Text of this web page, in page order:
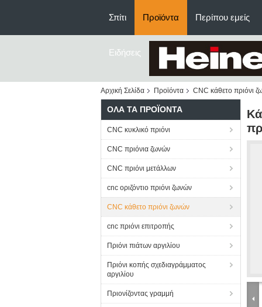
Σπίτι Προϊόντα Περίπου εμείς
Ειδήσεις
Αρχική Σελίδα Προϊόντα CNC κάθετο πριόνι
ΌΛΑ ΤΑ ΠΡΟΪΌΝΤΑ
CNC κυκλικό πριόνι
CNC πριόνια ζωνών
CNC πριόνι μετάλλων
cnc οριζόντιο πριόνι ζωνών
CNC κάθετο πριόνι ζωνών
cnc πριόνι επιτροπής
Πριόνι πιάτων αργιλίου
Πριόνι κοπής σχεδιαγράμματος
αργιλίου
Πριονίζοντας γραμμή